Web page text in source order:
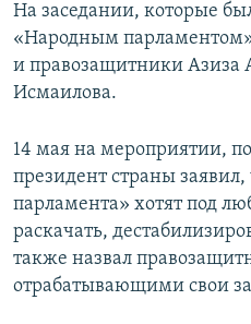
На заседании, которые
«Народным
и правозащитники Азиза
Исмаилова.
14 мая на мероприятии,
президент страны
парламента» хотят под
раскачать,
также назвал
отрабатывающими свои